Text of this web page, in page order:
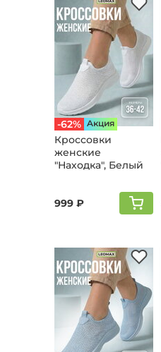
-62% Aкция
Кроссовки
женские
"Находка", Белый
999 ₽